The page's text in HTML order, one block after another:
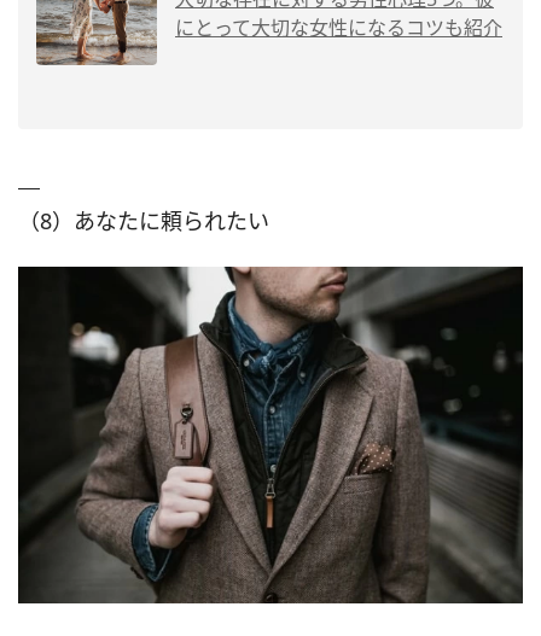
にとって大切な女性になるコツも紹介
（8）あなたに頼られたい